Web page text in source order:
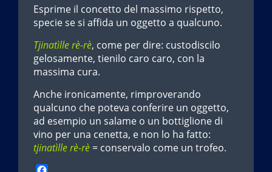
Esprime il concetto del massimo rispetto,
specie se si affida un oggetto a qualcuno.
Tjinatìlle rè-rè, come per dire: custodiscilo
gelosamente, tienilo caro caro, con la
massima cura.
Anche ironicamente, rimproverando
qualcuno che poteva conferire un oggetto,
ad esempio un salame o un bottiglione di
vino per una cenetta, e non lo ha fatto:
tjinatìlle rè-rè = conservalo come un trofeo.